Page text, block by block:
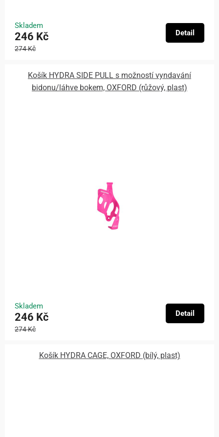
Skladem
246 Kč
274 Kč
Detail
Košík HYDRA SIDE PULL s možností vyndavání
bidonu/láhve bokem, OXFORD (růžový, plast)
Skladem
246 Kč
274 Kč
Detail
Košík HYDRA CAGE, OXFORD (bílý, plast)